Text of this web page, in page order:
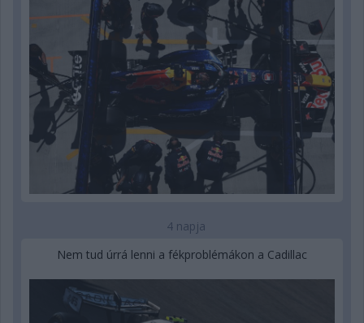
4 napja
Nem tud úrrá lenni a fékproblémákon a Cadillac